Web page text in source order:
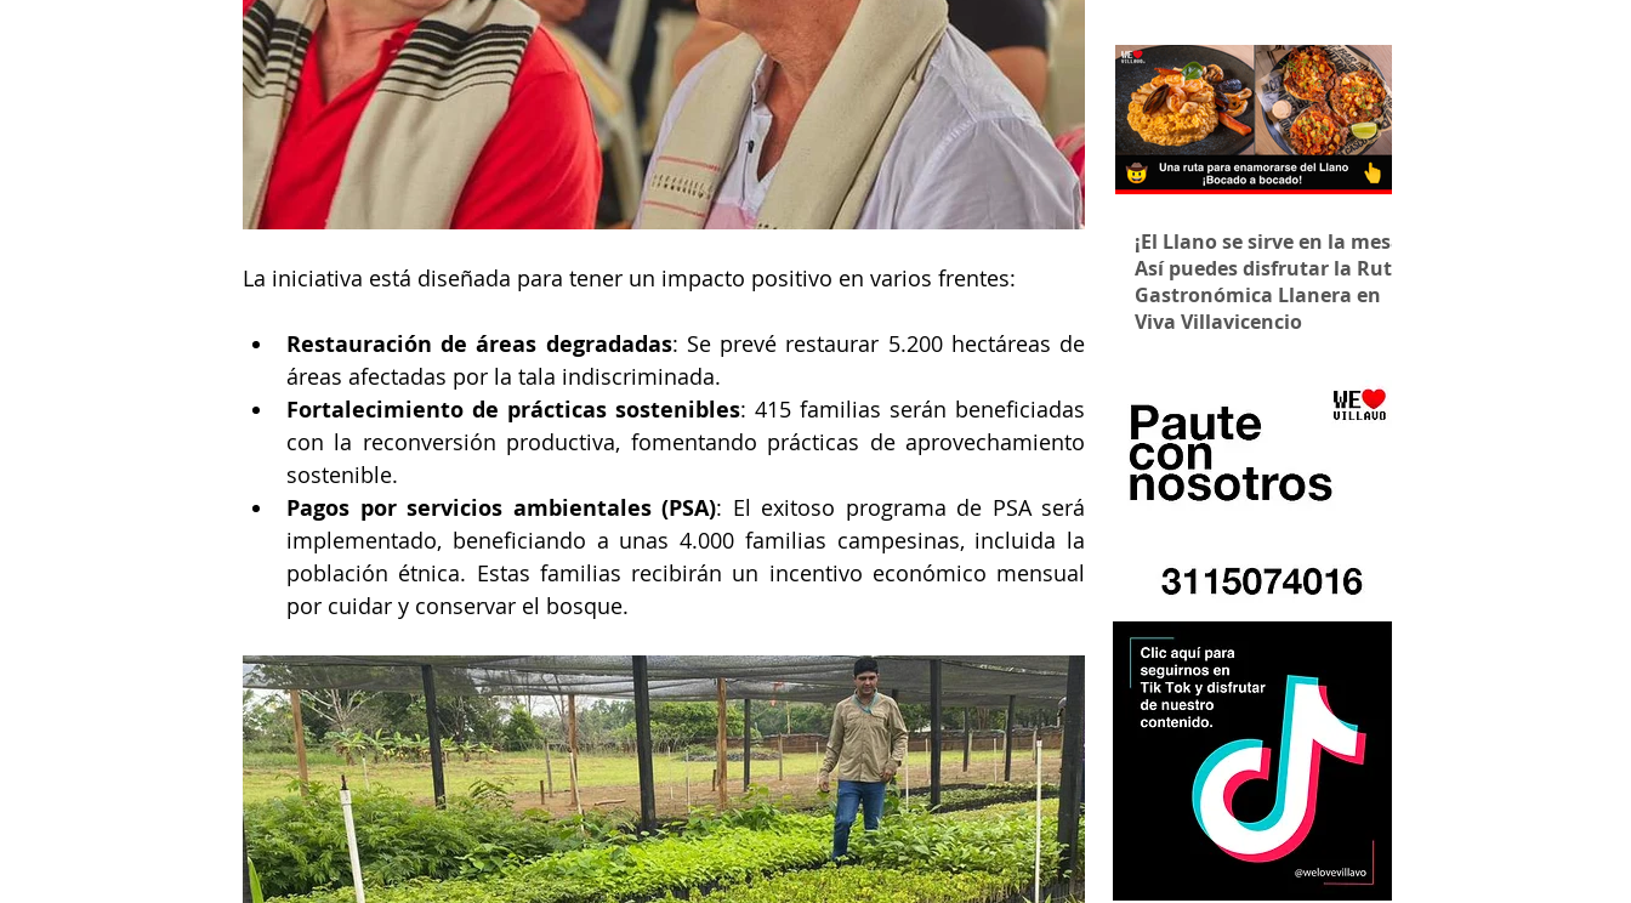
La iniciativa está diseñada para tener un impacto positivo en varios frentes:
Restauración de áreas degradadas: Se prevé restaurar 5.200 hectáreas de
áreas afectadas por la tala indiscriminada.
Fortalecimiento de prácticas sostenibles: 415 familias serán beneficiadas
con la reconversión productiva, fomentando prácticas de aprovechamiento
sostenible.
Pagos por servicios ambientales (PSA): El exitoso programa de PSA será
implementado, beneficiando a unas 4.000 familias campesinas, incluida la
población étnica. Estas familias recibirán un incentivo económico mensual
por cuidar y conservar el bosque.
¡El Llano se sirve en la mesa!
Así puedes disfrutar la Ruta
Gastronómica Llanera en
Viva Villavicencio